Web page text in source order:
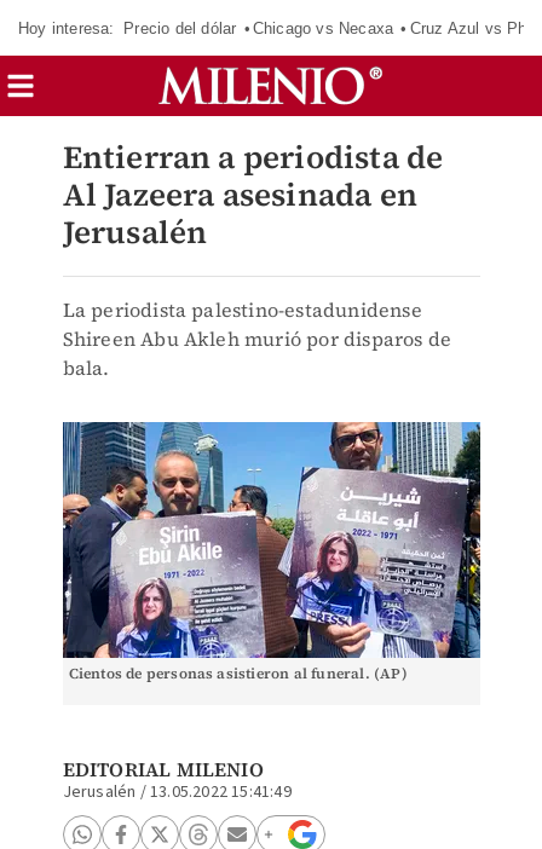
Hoy interesa: Precio del dólar Chicago vs Necaxa Cruz Azul vs
Entierran a periodista de
Al Jazeera asesinada en
Jerusalén
La periodista palestino-estadunidense
Shireen Abu Akleh murió por disparos de
bala.
Cientos de personas asistieron al funeral. (AP)
EDITORIAL MILENIO
Jerusalén /13.05.2022 15:41:49